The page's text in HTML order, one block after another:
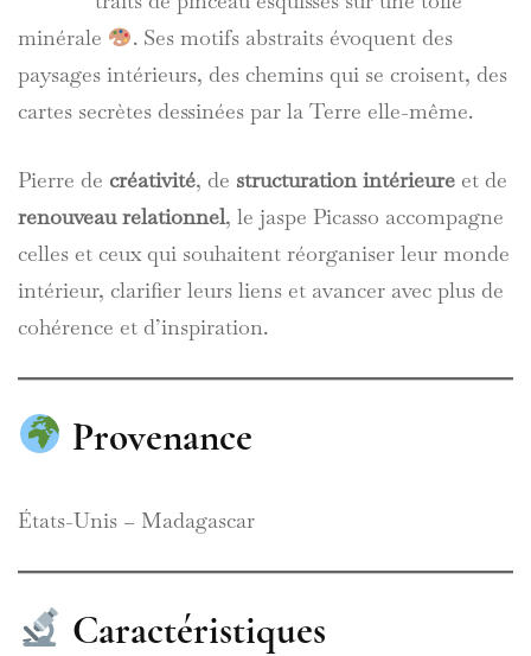
minérale
. Ses motifs abstraits évoquent des
paysages intérieurs, des chemins qui se croisent, des
cartes secrètes dessinées par la Terre elle-même.
Pierre de créativité, de structuration intérieure et de
renouveau relationnel, le jaspe Picasso accompagne
celles et ceux qui souhaitent réorganiser leur monde
intérieur, clarifier leurs liens et avancer avec plus de
cohérence et d’inspiration.
Provenance
États-Unis – Madagascar
Caractéristiques